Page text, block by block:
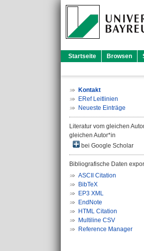
Startseite Browsen
Kontakt
ERef Leitlinien
Neueste Einträge
Literatur vom gleichen
gleichen Autor*in
bei Google Scholar
Bibliografische Daten
ASCII Citation
BibTeX
EP3 XML
EndNote
HTML Citation
Multiline CSV
Reference Manager